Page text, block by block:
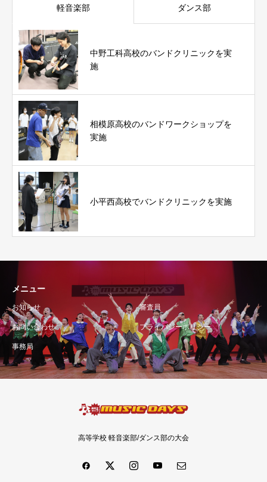
軽音楽部 ダンス部
中野工科高校のバンドクリニックを実
施
相模原高校のバンドワークショップを
実施
小平西高校でバンドクリニックを実施
メニュー
お知らせ 審査員
お問い合わせ プライバシーポリシー
事務局
高等学校 軽音楽部/ダンス部の大会